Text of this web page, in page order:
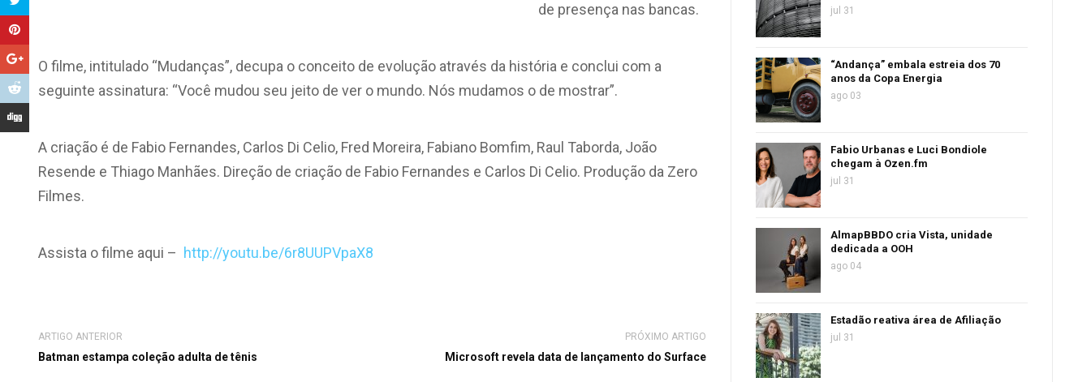
de presença nas bancas.
O filme, intitulado “Mudanças”, decupa o conceito de evolução através da história e conclui com a
seguinte assinatura: “Você mudou seu jeito de ver o mundo. Nós mudamos o de mostrar”.
A criação é de Fabio Fernandes, Carlos Di Celio, Fred Moreira, Fabiano Bomfim, Raul Taborda, João
Resende e Thiago Manhães. Direção de criação de Fabio Fernandes e Carlos Di Celio. Produção da Zero
Filmes.
Assista o filme aqui – http://youtu.be/6r8UUPVpaX8
ARTIGO ANTERIOR
Batman estampa coleção adulta de tênis
PRÓXIMO ARTIGO
Microsoft revela data de lançamento do Surface
jul 31
“Andança” embala estreia dos 70
anos da Copa Energia
ago 03
Fabio Urbanas e Luci Bondiole
chegam à Ozen.fm
jul 31
AlmapBBDO cria Vista, unidade
dedicada a OOH
ago 04
Estadão reativa área de Afiliação
jul 31